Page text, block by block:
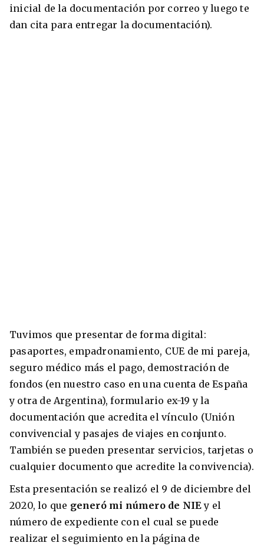
inicial de la documentación por correo y luego te
dan cita para entregar la documentación).
Tuvimos que presentar de forma digital:
pasaportes, empadronamiento, CUE de mi pareja,
seguro médico más el pago, demostración de
fondos (en nuestro caso en una cuenta de España
y otra de Argentina), formulario ex-19 y la
documentación que acredita el vínculo (Unión
convivencial y pasajes de viajes en conjunto.
También se pueden presentar servicios, tarjetas o
cualquier documento que acredite la convivencia).
Esta presentación se realizó el 9 de diciembre del
2020, lo que generó mi número de NIEy el
número de expediente con el cual se puede
realizar el seguimiento en la página de